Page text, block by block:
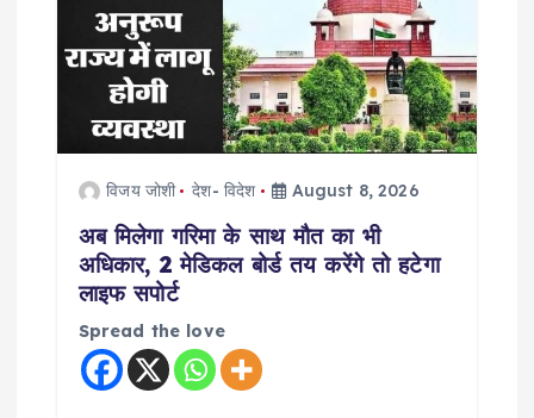
विजय जोशी देश- विदेश August 8, 2026
अब मिलेगा गरिमा के साथ मौत का भी
अधिकार, 2 मेडिकल बोर्ड तय करेंगे तो हटेगा
लाइफ सपोर्ट
Spread the love